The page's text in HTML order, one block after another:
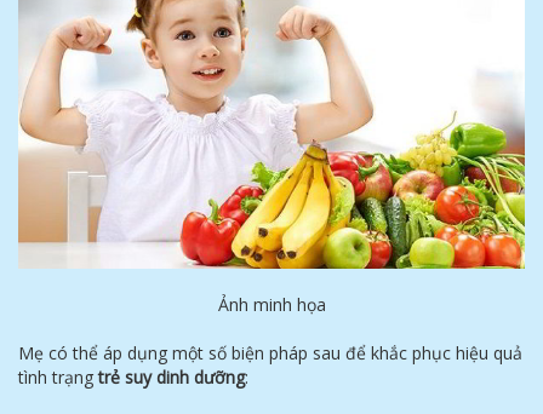
Ảnh minh họa
Mẹ có thể áp dụng một số biện pháp sau để khắc phục hiệu quả
tình trạngtrẻ suy dinh dưỡng: